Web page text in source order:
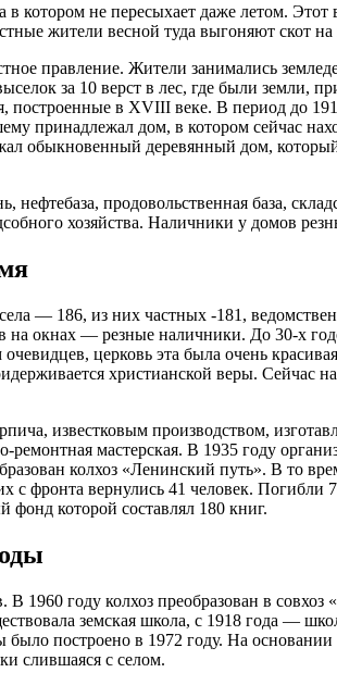
котором не пересыхает даже летом.
жители весной туда выгоняют скот
правление. Жители занимались
за 10 верст в лес, где были земли,
в XVIII веке. В период до
дом, в котором сейчас
обыкновенный деревянный дом,
продовольственная база,
хозяйства. Наличники у домов
— 186, из них частных -181,
окнах — резные наличники. До 30-х
церковь эта была очень
христианской веры. Сейчас
известковым производством,
мастерская. В 1935 году
колхоз «Ленинский путь». В то
фронта вернулись 41 человек. Погибли
которой составлял 180 книг.
1960 году колхоз преобразован в
земская школа, с 1918 года —
построено в 1972 году. На
слившаяся с селом.